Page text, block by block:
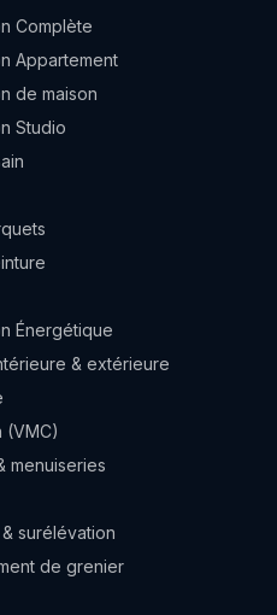
Complète
Appartement
de maison
Studio
Énergétique
& extérieure
(VMC)
menuiseries
surélévation
de grenier